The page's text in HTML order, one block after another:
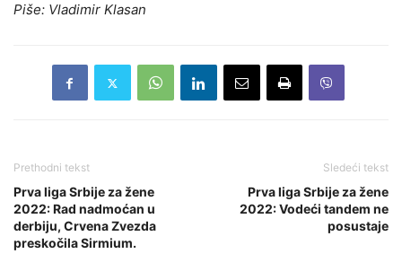
Piše: Vladimir Klasan
Prethodni tekst
Prva liga Srbije za žene
2022: Rad nadmoćan u
derbiju, Crvena Zvezda
preskočila Sirmium.
Sledeći tekst
Prva liga Srbije za žene
2022: Vodeći tandem ne
posustaje